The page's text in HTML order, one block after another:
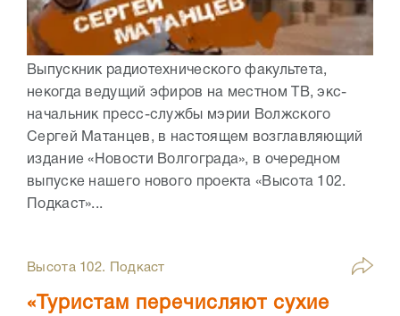
Выпускник радиотехнического факультета,
некогда ведущий эфиров на местном ТВ, экс-
начальник пресс-службы мэрии Волжского
Сергей Матанцев, в настоящем возглавляющий
издание «Новости Волгограда», в очередном
выпуске нашего нового проекта «Высота 102.
Подкаст»...
Высота 102. Подкаст
«Туристам перечисляют сухие